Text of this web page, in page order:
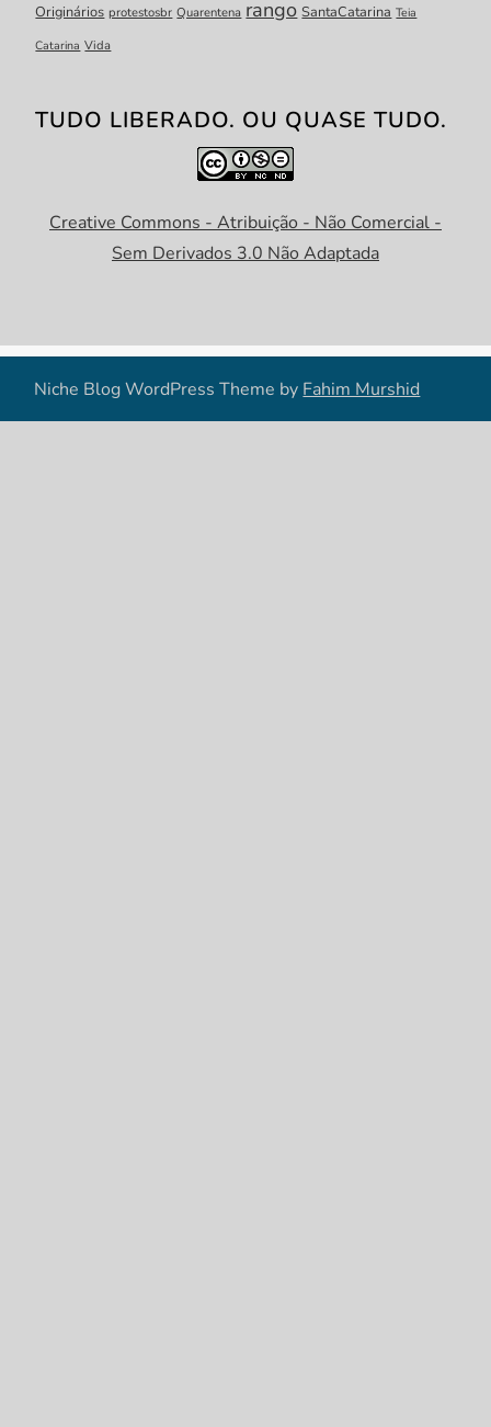
Originários protestosbr Quarentena rango SantaCatarina Teia
Catarina Vida
TUDO LIBERADO. OU QUASE TUDO.
Creative Commons - Atribuição - Não Comercial -
Sem Derivados 3.0 Não Adaptada
Niche Blog WordPress Theme byFahim Murshid